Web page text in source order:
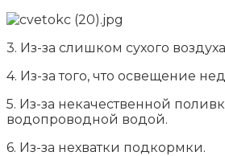
3. Из-за слишком сухого
4. Из-за того, что освещение
5. Из-за некачественной
водопроводной водой.
6. Из-за нехватки подкормки.